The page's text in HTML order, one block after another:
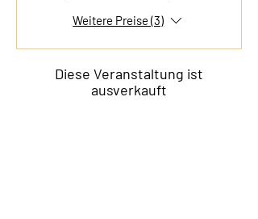
Weitere Preise (3)
Diese Veranstaltung ist
ausverkauft